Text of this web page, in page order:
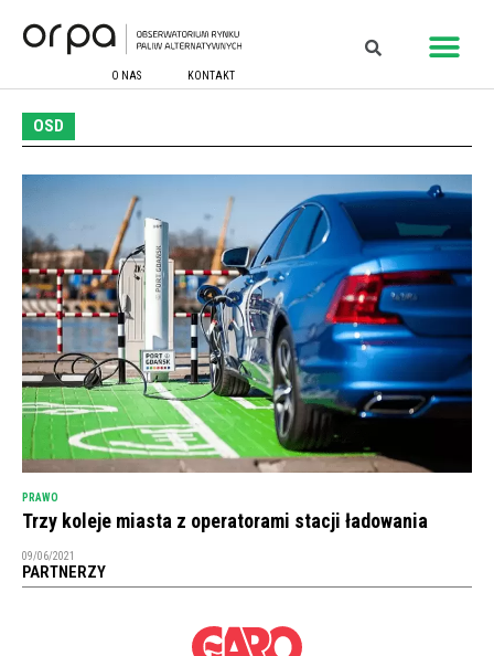
O NAS KONTAKT
OSD
PRAWO
Trzy koleje miasta z operatorami stacji ładowania
09/06/2021
PARTNERZY